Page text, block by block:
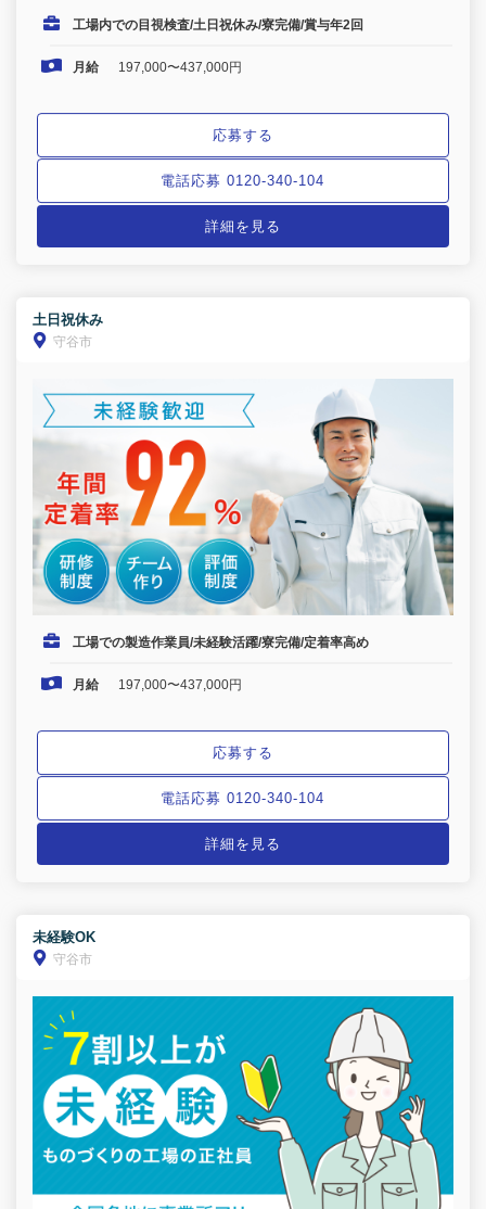
工場内での目視検査/土日祝休み/寮完備/賞与年2回
月給 197,000〜437,000円
応募する
電話応募 0120-340-104
詳細を見る
土日祝休み
守谷市
工場での製造作業員/未経験活躍/寮完備/定着率高め
月給 197,000〜437,000円
応募する
電話応募 0120-340-104
詳細を見る
未経験OK
守谷市